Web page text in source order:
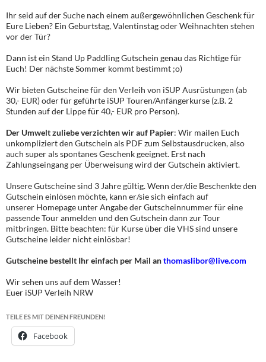
Ihr seid auf der Suche nach einem außergewöhnlichen Geschenk für
Eure Lieben? Ein Geburtstag, Valentinstag oder Weihnachten stehen
vor der Tür?
Dann ist ein Stand Up Paddling Gutschein genau das Richtige für
Euch! Der nächste Sommer kommt bestimmt ;o)
Wir bieten Gutscheine für den Verleih von iSUP Ausrüstungen (ab
30,- EUR) oder für geführte iSUP Touren/Anfängerkurse (z.B. 2
Stunden auf der Lippe für 40,- EUR pro Person).
Der Umwelt zuliebe verzichten wir auf Papier: Wir mailen Euch
unkompliziert den Gutschein als PDF zum Selbstausdrucken, also
auch super als spontanes Geschenk geeignet. Erst nach
Zahlungseingang per Überweisung wird der Gutschein aktiviert.
Unsere Gutscheine sind 3 Jahre gültig. Wenn der/die Beschenkte den
Gutschein einlösen möchte, kann er/sie sich einfach auf
unserer Homepage unter Angabe der Gutscheinnummer für eine
passende Tour anmelden und den Gutschein dann zur Tour
mitbringen. Bitte beachten: für Kurse über die VHS sind unsere
Gutscheine leider nicht einlösbar!
Gutscheine bestellt Ihr einfach per Mail anthomaslibor@live.com
Wir sehen uns auf dem Wasser!
Euer iSUP Verleih NRW
TEILE ES MIT DEINEN FREUNDEN!
Facebook